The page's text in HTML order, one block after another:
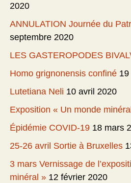
2020
ANNULATION Journée du
septembre 2020
LES GASTEROPODES
Homo grignonensis confiné
Lutetiana Neli 10 avril 2020
Exposition « Un monde
Épidémie COVID-19 18 mars
25-26 avril Sortie à Bruxelles
3 mars Vernissage de
minéral » 12 février 2020